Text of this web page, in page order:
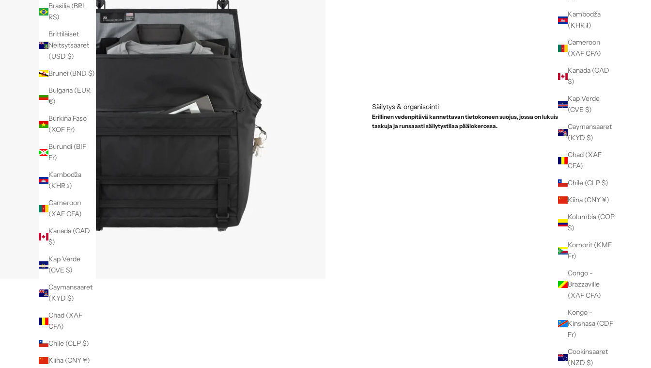
Kambodža
(KHR ៛)
Cameroon
(XAF CFA)
Kanada (CAD
$)
Kap Verde
(CVE $)
Caymansaaret
(KYD $)
Chad (XAF
CFA)
Chile (CLP $)
Kiina (CNY ¥)
Kolumbia (COP
$)
Komorit (KMF
Fr)
Congo -
Brazzaville
(XAF CFA)
Kongo -
Kinshasa (CDF
Fr)
Cookinsaaret
(NZD $)
Brasilia (BRL
R$)
Brittiläiset
Neitsytsaaret
(USD $)
Brunei (BND $)
Bulgaria (EUR
€)
Burkina Faso
(XOF Fr)
Burundi (BIF
Fr)
Kambodža
(KHR ៛)
Cameroon
(XAF CFA)
Kanada (CAD
$)
Kap Verde
(CVE $)
Caymansaaret
(KYD $)
Chad (XAF
CFA)
Chile (CLP $)
Kiina (CNY ¥)
Säilytys & organisointi
Erillinen vedenpitävä kannettavan tietokoneen suojus, jossa on lukuisia
taskuja ja runsaasti säilytystilaa päälokerossa.